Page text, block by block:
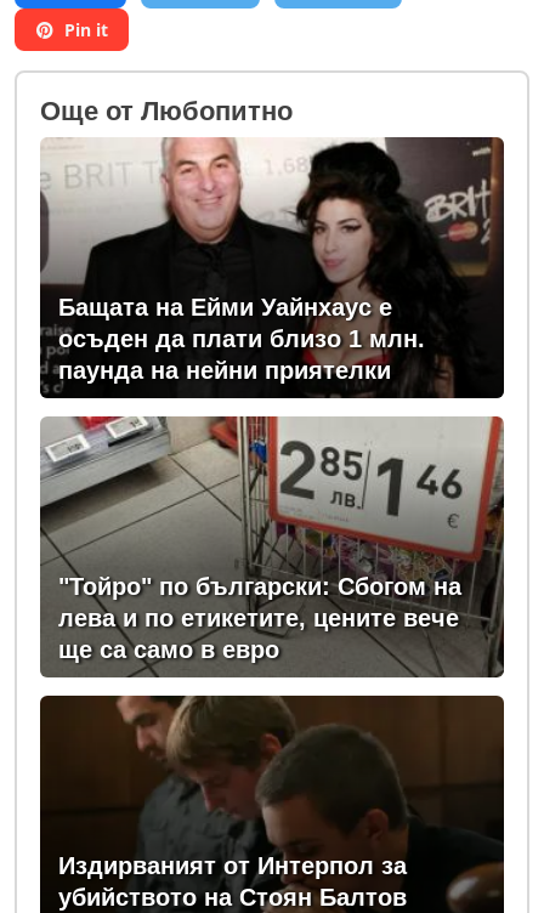
Pin it
Oще от Любопитно
Бащата на Ейми Уайнхаус е
осъден да плати близо 1 млн.
паунда на нейни приятелки
"Тойро" по български: Сбогом на
лева и по етикетите, цените вече
ще са само в евро
Издирваният от Интерпол за
убийството на Стоян Балтов